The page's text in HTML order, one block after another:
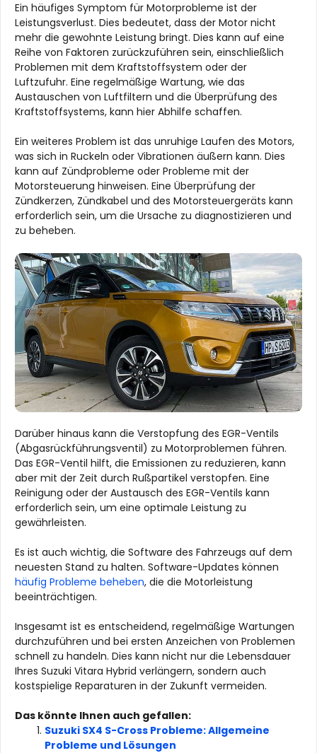
Ein häufiges Symptom für Motorprobleme ist der
Leistungsverlust. Dies bedeutet, dass der Motor nicht
mehr die gewohnte Leistung bringt. Dies kann auf eine
Reihe von Faktoren zurückzuführen sein, einschließlich
Problemen mit dem Kraftstoffsystem oder der
Luftzufuhr. Eine regelmäßige Wartung, wie das
Austauschen von Luftfiltern und die Überprüfung des
Kraftstoffsystems, kann hier Abhilfe schaffen.
Ein weiteres Problem ist das unruhige Laufen des Motors,
was sich in Ruckeln oder Vibrationen äußern kann. Dies
kann auf Zündprobleme oder Probleme mit der
Motorsteuerung hinweisen. Eine Überprüfung der
Zündkerzen, Zündkabel und des Motorsteuergeräts kann
erforderlich sein, um die Ursache zu diagnostizieren und
zu beheben.
Darüber hinaus kann die Verstopfung des EGR-Ventils
(Abgasrückführungsventil) zu Motorproblemen führen.
Das EGR-Ventil hilft, die Emissionen zu reduzieren, kann
aber mit der Zeit durch Rußpartikel verstopfen. Eine
Reinigung oder der Austausch des EGR-Ventils kann
erforderlich sein, um eine optimale Leistung zu
gewährleisten.
Es ist auch wichtig, die Software des Fahrzeugs auf dem
neuesten Stand zu halten. Software-Updates können
häufig Probleme beheben, die die Motorleistung
beeinträchtigen.
Insgesamt ist es entscheidend, regelmäßige Wartungen
durchzuführen und bei ersten Anzeichen von Problemen
schnell zu handeln. Dies kann nicht nur die Lebensdauer
Ihres Suzuki Vitara Hybrid verlängern, sondern auch
kostspielige Reparaturen in der Zukunft vermeiden.
Das könnte Ihnen auch gefallen:
Suzuki SX4 S-Cross Probleme: Allgemeine
Probleme und Lösungen